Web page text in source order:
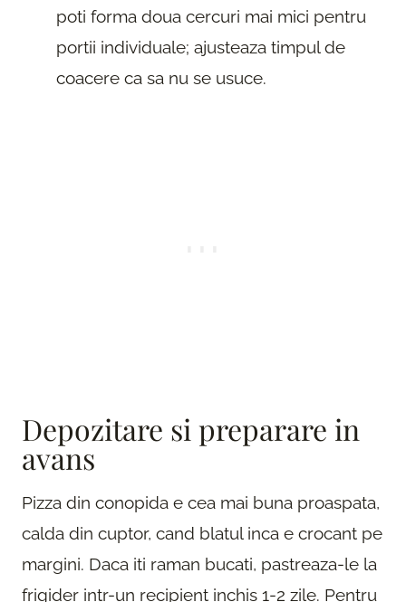
poti forma doua cercuri mai mici pentru
portii individuale; ajusteaza timpul de
coacere ca sa nu se usuce.
Depozitare si preparare in
avans
Pizza din conopida e cea mai buna proaspata,
calda din cuptor, cand blatul inca e crocant pe
margini. Daca iti raman bucati, pastreaza-le la
frigider intr-un recipient inchis 1-2 zile. Pentru